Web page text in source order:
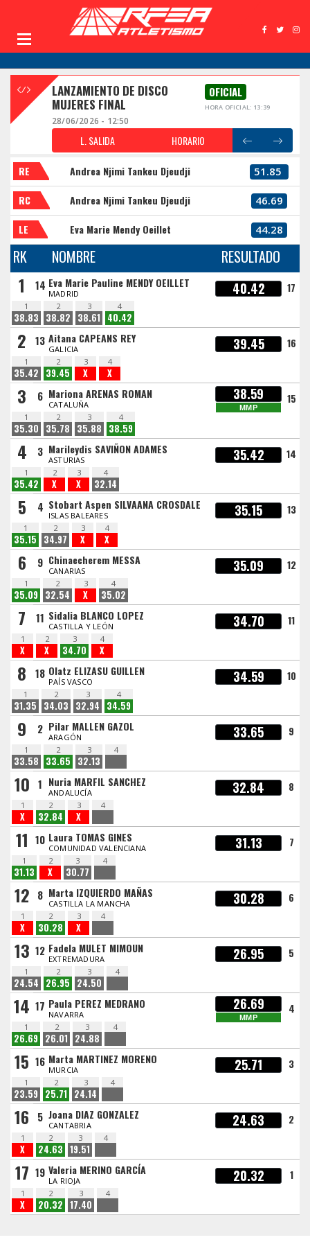
LANZAMIENTO DE DISCO
MUJERES FINAL
OFICIAL
HORA OFICIAL: 13:39
28/06/2026 - 12:50
L. SALIDA HORARIO
RE Andrea Njimi Tankeu Djeudji 51.85
RC Andrea Njimi Tankeu Djeudji 46.69
LE Eva Marie Mendy Oeillet 44.28
RK NOMBRE RESULTADO
1 14 Eva Marie Pauline MENDY OEILLET
MADRID 40.42 17
1
38.83
2
38.82
3
38.61
4
40.42
2 13 Aitana CAPEANS REY
GALICIA 39.45 16
1
35.42
2
39.45
3
X
4
X
3 6 Mariona ARENAS ROMAN
CATALUÑA
38.59
MMP
15
1
35.30
2
35.78
3
35.88
4
38.59
4 3 Marileydis SAVIÑON ADAMES
ASTURIAS 35.42 14
1
35.42
2
X
3
X
4
32.14
5 4 Stobart Aspen SILVAANA CROSDALE
ISLAS BALEARES 35.15 13
1
35.15
2
34.97
3
X
4
X
6 9 Chinaecherem MESSA
CANARIAS 35.09 12
1
35.09
2
32.54
3
X
4
35.02
7 11 Sidalia BLANCO LOPEZ
CASTILLA Y LEÓN 34.70 11
1
X
2
X
3
34.70
4
X
8 18 Olatz ELIZASU GUILLEN
PAÍS VASCO 34.59 10
1
31.35
2
34.03
3
32.94
4
34.59
9 2 Pilar MALLEN GAZOL
ARAGÓN 33.65 9
1
33.58
2
33.65
3
32.13
4
10 1 Nuria MARFIL SANCHEZ
ANDALUCÍA 32.84 8
1
X
2
32.84
3
X
4
11 10 Laura TOMAS GINES
COMUNIDAD VALENCIANA 31.13 7
1
31.13
2
X
3
30.77
4
12 8 Marta IZQUIERDO MAÑAS
CASTILLA LA MANCHA 30.28 6
1
X
2
30.28
3
X
4
13 12 Fadela MULET MIMOUN
EXTREMADURA 26.95 5
1
24.54
2
26.95
3
24.50
4
14 17 Paula PEREZ MEDRANO
NAVARRA
26.69
MMP
4
1
26.69
2
26.01
3
24.88
4
15 16 Marta MARTINEZ MORENO
MURCIA 25.71 3
1
23.59
2
25.71
3
24.14
4
16 5 Joana DIAZ GONZALEZ
CANTABRIA 24.63 2
1
X
2
24.63
3
19.51
4
17 19 Valeria MERINO GARCÍA
LA RIOJA 20.32 1
1
X
2
20.32
3
17.40
4